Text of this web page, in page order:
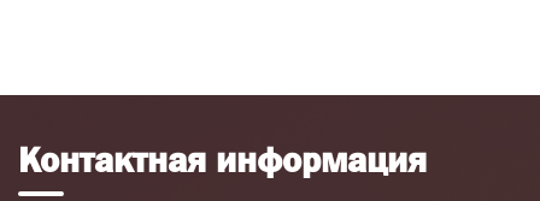
Контактная информация